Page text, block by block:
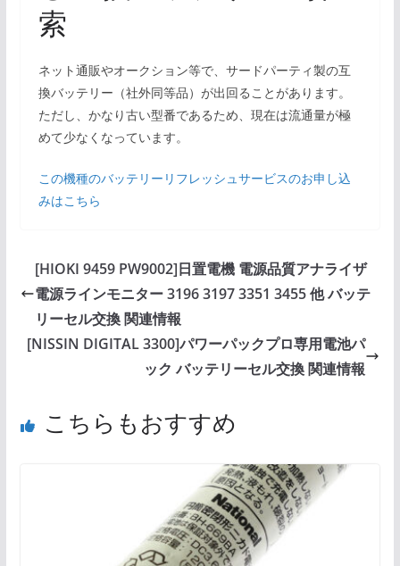
索
ネット通販やオークション等で、サードパーティ製の互
換バッテリー（社外同等品）が出回ることがあります。
ただし、かなり古い型番であるため、現在は流通量が極
めて少なくなっています。
この機種のバッテリーリフレッシュサービスのお申し込
みはこちら
[HIOKI 9459 PW9002]日置電機 電源品質アナライザ
電源ラインモニター 3196 3197 3351 3455 他 バッテ
リーセル交換 関連情報
[NISSIN DIGITAL 3300]パワーパックプロ専用電池パ
ック バッテリーセル交換 関連情報
こちらもおすすめ